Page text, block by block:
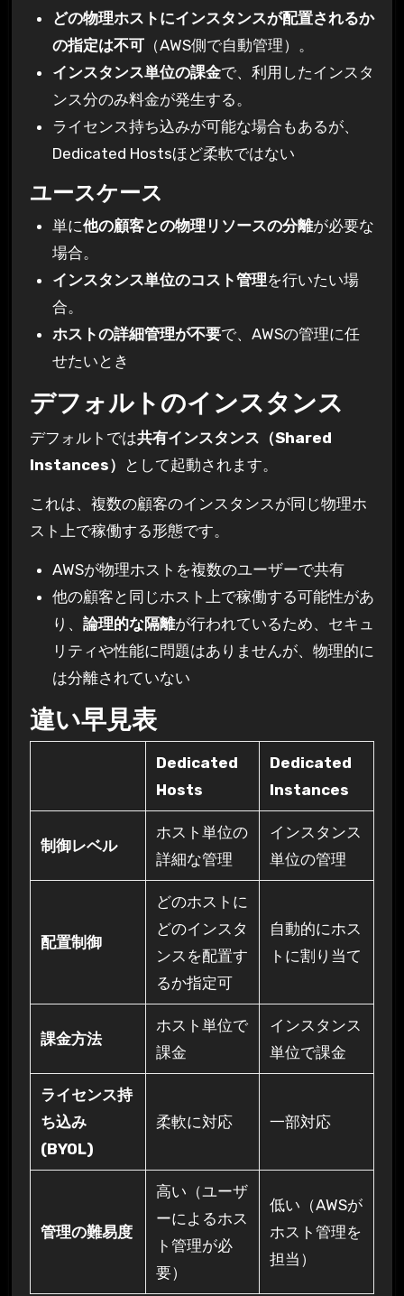
どの物理ホストにインスタンスが配置されるか
の指定は不可 （AWS側で自動管理）。
インスタンス単位の課金で、利用したインスタ
ンス分のみ料金が発生する。
ライセンス持ち込みが可能な場合もあるが、
Dedicated Hostsほど柔軟ではない
ユースケース
単に他の顧客との物理リソースの分離が必要な
場合。
インスタンス単位のコスト管理を行いたい場
合。
ホストの詳細管理が不要で、AWSの管理に任
せたいとき
デフォルトのインスタンス
デフォルトでは共有インスタンス（Shared
Instances）
として起動されます。
これは、複数の顧客のインスタンスが同じ物理ホ
スト上で稼働する形態です。
AWSが物理ホストを複数のユーザーで共有
他の顧客と同じホスト上で稼働する可能性があ
り、論理的な隔離が行われているため、セキュ
リティや性能に問題はありませんが、物理的に
は分離されていない
違い早見表
Dedicated
Hosts
Dedicated
Instances
制御レベル
ホスト単位の
詳細な管理
インスタンス
単位の管理
配置制御
どのホストに
どのインスタ
ンスを配置す
るか指定可
自動的にホス
トに割り当て
課金方法
ホスト単位で
課金
インスタンス
単位で課金
ライセンス持
ち込み
(BYOL)
柔軟に対応 一部対応
管理の難易度
高い（ユーザ
ーによるホス
ト管理が必
要）
低い（AWSが
ホスト管理を
担当）